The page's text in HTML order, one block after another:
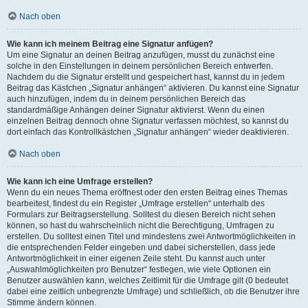
Nach oben
Wie kann ich meinem Beitrag eine Signatur anfügen?
Um eine Signatur an deinen Beitrag anzufügen, musst du zunächst eine
solche in den Einstellungen in deinem persönlichen Bereich entwerfen.
Nachdem du die Signatur erstellt und gespeichert hast, kannst du in jedem
Beitrag das Kästchen „Signatur anhängen“ aktivieren. Du kannst eine Signatur
auch hinzufügen, indem du in deinem persönlichen Bereich das
standardmäßige Anhängen deiner Signatur aktivierst. Wenn du einen
einzelnen Beitrag dennoch ohne Signatur verfassen möchtest, so kannst du
dort einfach das Kontrollkästchen „Signatur anhängen“ wieder deaktivieren.
Nach oben
Wie kann ich eine Umfrage erstellen?
Wenn du ein neues Thema eröffnest oder den ersten Beitrag eines Themas
bearbeitest, findest du ein Register „Umfrage erstellen“ unterhalb des
Formulars zur Beitragserstellung. Solltest du diesen Bereich nicht sehen
können, so hast du wahrscheinlich nicht die Berechtigung, Umfragen zu
erstellen. Du solltest einen Titel und mindestens zwei Antwortmöglichkeiten in
die entsprechenden Felder eingeben und dabei sicherstellen, dass jede
Antwortmöglichkeit in einer eigenen Zeile steht. Du kannst auch unter
„Auswahlmöglichkeiten pro Benutzer“ festlegen, wie viele Optionen ein
Benutzer auswählen kann, welches Zeitlimit für die Umfrage gilt (0 bedeutet
dabei eine zeitlich unbegrenzte Umfrage) und schließlich, ob die Benutzer ihre
Stimme ändern können.